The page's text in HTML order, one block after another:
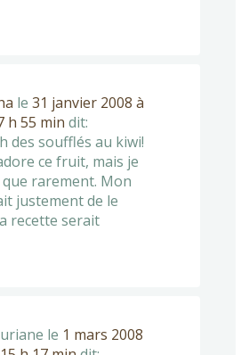
le 31 janvier 2008 à
h 55 min dit:
des soufflés au kiwi!
ce fruit, mais je
rarement. Mon
justement de le
recette serait
le 1 mars 2008